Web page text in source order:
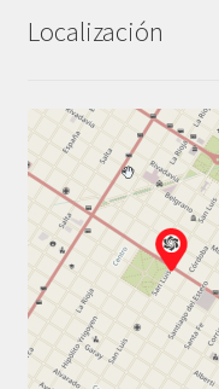
Localización